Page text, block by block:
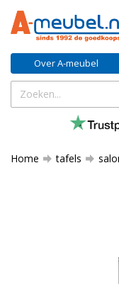
Over A-meubel
Home tafels